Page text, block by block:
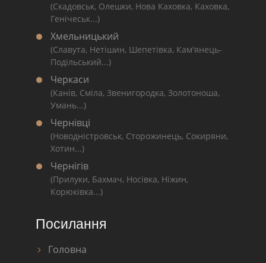
(Скадовськ, Олешки, Нова Каховка, Каховка,
Генічеськ...)
Хмельницький
(Славута, Нетішин, Шепетівка, Кам'янець-
Подільський...)
Черкаси
(Канів, Сміла, Звенигородка, Золотоноша,
Умань...)
Чернівці
(Новодністровськ, Сторожинець, Сокиряни,
Хотин...)
Чернігів
(Прилуки, Бахмач, Носівка, Ніжин,
Корюківка...)
Посилання
Головна